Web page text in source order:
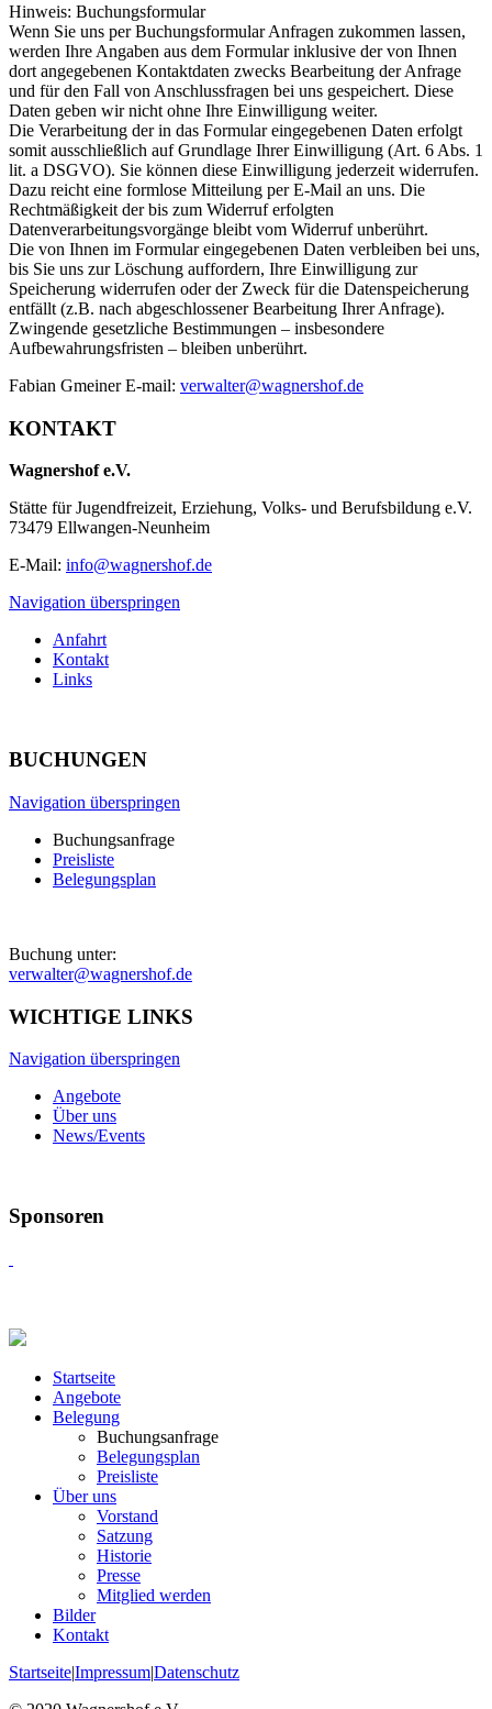
Hinweis: Buchungsformular
Wenn Sie uns per Buchungsformular Anfragen zukommen lassen,
werden Ihre Angaben aus dem Formular inklusive der von Ihnen
dort angegebenen Kontaktdaten zwecks Bearbeitung der Anfrage
und für den Fall von Anschlussfragen bei uns gespeichert. Diese
Daten geben wir nicht ohne Ihre Einwilligung weiter.
Die Verarbeitung der in das Formular eingegebenen Daten erfolgt
somit ausschließlich auf Grundlage Ihrer Einwilligung (Art. 6 Abs. 1
lit. a DSGVO). Sie können diese Einwilligung jederzeit widerrufen.
Dazu reicht eine formlose Mitteilung per E-Mail an uns. Die
Rechtmäßigkeit der bis zum Widerruf erfolgten
Datenverarbeitungsvorgänge bleibt vom Widerruf unberührt.
Die von Ihnen im Formular eingegebenen Daten verbleiben bei uns,
bis Sie uns zur Löschung auffordern, Ihre Einwilligung zur
Speicherung widerrufen oder der Zweck für die Datenspeicherung
entfällt (z.B. nach abgeschlossener Bearbeitung Ihrer Anfrage).
Zwingende gesetzliche Bestimmungen – insbesondere
Aufbewahrungsfristen – bleiben unberührt.
Fabian Gmeiner E-mail: verwalter@wagnershof.de
KONTAKT
Wagnershof e.V.
Stätte für Jugendfreizeit, Erziehung, Volks- und Berufsbildung e.V.
73479 Ellwangen-Neunheim
E-Mail: info@wagnershof.de
Navigation überspringen
Anfahrt
Kontakt
Links
BUCHUNGEN
Navigation überspringen
Buchungsanfrage
Preisliste
Belegungsplan
Buchung unter:
verwalter@wagnershof.de
WICHTIGE LINKS
Navigation überspringen
Angebote
Über uns
News/Events
Sponsoren
Startseite
Angebote
Belegung
Buchungsanfrage
Belegungsplan
Preisliste
Über uns
Vorstand
Satzung
Historie
Presse
Mitglied werden
Bilder
Kontakt
Startseite|Impressum|Datenschutz